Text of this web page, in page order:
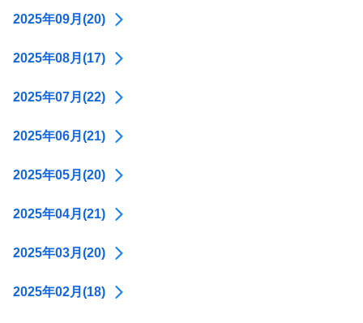
2025年09月(20)
2025年08月(17)
2025年07月(22)
2025年06月(21)
2025年05月(20)
2025年04月(21)
2025年03月(20)
2025年02月(18)